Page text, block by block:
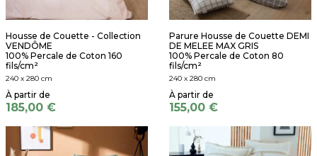
Housse de Couette - Collection
VENDÔME
100% Percale de Coton 160
fils/cm²
240 x 280 cm
185,00 €
Parure Housse de Couette DEMI
DE MELEE MAX GRIS
100% Percale de Coton 80
fils/cm²
240 x 280 cm
155,00 €